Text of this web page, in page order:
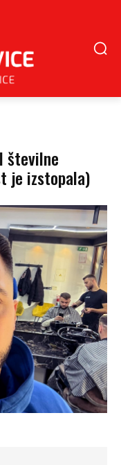
številne
je izstopala)